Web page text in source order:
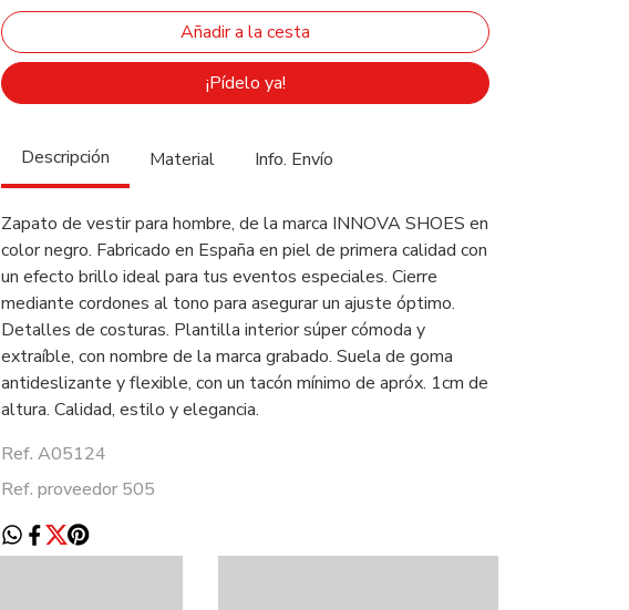
¡Pídelo ya!
Descripción Material Info. Envío
Zapato de vestir para hombre, de la marca INNOVA SHOES en
color negro. Fabricado en España en piel de primera calidad con
un efecto brillo ideal para tus eventos especiales. Cierre
mediante cordones al tono para asegurar un ajuste óptimo.
Detalles de costuras. Plantilla interior súper cómoda y
extraíble, con nombre de la marca grabado. Suela de goma
antideslizante y flexible, con un tacón mínimo de apróx. 1cm de
altura. Calidad, estilo y elegancia.
Ref. A05124
Ref. proveedor 505